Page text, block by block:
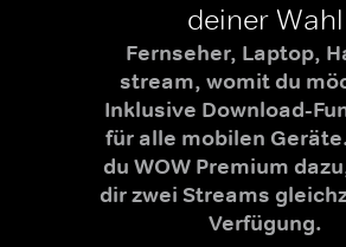
deiner Wahl
Fernseher, Laptop,
stream, womit du
Inklusive Download-
für alle mobilen
du WOW Premium
dir zwei Streams
Verfügung.